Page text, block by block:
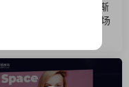
插件 快速节奏感发光渐
题卡点图文排版展示开场